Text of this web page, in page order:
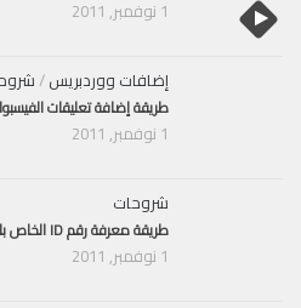
إضافات ووردبريس/
طريقة إضافة تعليقات
شروحات
طريقة معرفة رقم ID الخاص بك على الفيس بوك